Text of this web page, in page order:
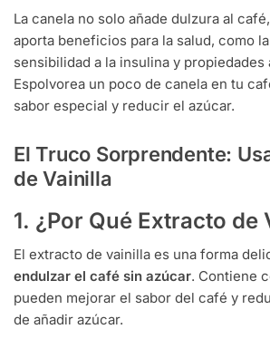
La canela no solo añade dulzura al
aporta beneficios para la salud, como
sensibilidad a la insulina y
Espolvorea un poco de canela en tu
sabor especial y reducir el azúcar.
El Truco Sorprendente:
de Vainilla
1. ¿Por Qué Extracto de
El extracto de vainilla es una forma
endulzar el café sin azúcar. Contiene
pueden mejorar el sabor del café y
de añadir azúcar.